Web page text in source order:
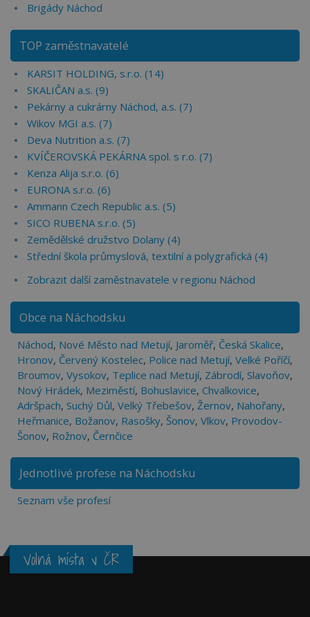
Brigády Náchod
TOP zaměstnavatelé
KARSIT HOLDING, s.r.o. (14)
SKALIČAN a.s. (9)
Pekárny a cukrárny Náchod, a.s. (7)
Wikov MGI a.s. (7)
Deva Nutrition a.s. (7)
KVÍČEROVSKÁ PEKÁRNA spol. s r.o. (7)
Kenza Alija s.r.o. (6)
EURONA s.r.o. (6)
Ammann Czech Republic a.s. (5)
SICO RUBENA s.r.o. (5)
Zemědělské družstvo Dolany (4)
Střední škola průmyslová, textilní a polygrafická (4)
Zobrazit další zaměstnavatele v regionu Náchod
Obce na Náchodsku
Náchod, Nové Město nad Metují, Jaroměř, Česká Skalice,
Hronov, Červený Kostelec, Police nad Metují, Velké Poříčí,
Broumov, Vysokov, Teplice nad Metují, Zábrodí, Slavoňov,
Nový Hrádek, Meziměstí, Bohuslavice, Chvalkovice,
Adršpach, Suchý Důl, Velký Třebešov, Žernov, Nahořany,
Heřmanice, Božanov, Rasošky, Šonov, Vlkov, Provodov-
Šonov, Rožnov, Černčice
Jednotlivé profese na Náchodsku
Seznam vše profesí
Volná místa v ČR